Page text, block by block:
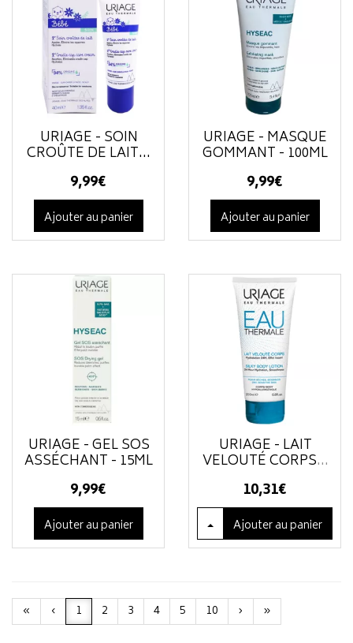
URIAGE - SOIN
CROÛTE DE LAIT...
9,99€
Ajouter au panier
URIAGE - MASQUE
GOMMANT - 100ML
9,99€
Ajouter au panier
URIAGE - GEL SOS
ASSÉCHANT - 15ML
9,99€
Ajouter au panier
URIAGE - LAIT
VELOUTÉ CORPS...
10,31€
Ajouterau panier
« ‹ 1 2 3 4 5 10 › »